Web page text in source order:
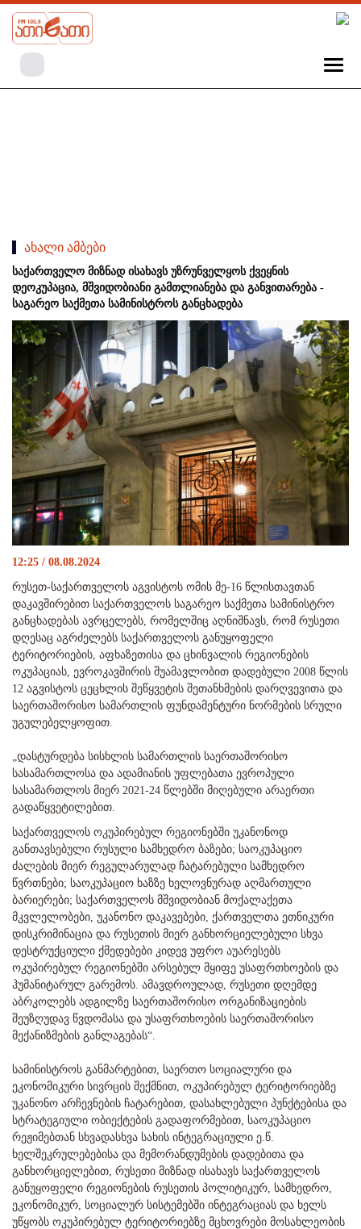
ახალი ამბები
საქართველო მიზნად ისახავს უზრუნველყოს ქვეყნის
დეოკუპაცია, მშვიდობიანი გამთლიანება და განვითარება -
საგარეო საქმეთა სამინისტროს განცხადება
12:25 / 08.08.2024
რუსეთ-საქართველოს აგვისტოს ომის მე-16 წლისთავთან
დაკავშირებით საქართველოს საგარეო საქმეთა სამინისტრო
განცხადებას ავრცელებს, რომელშიც აღნიშნავს, რომ რუსეთი
დღესაც აგრძელებს საქართველოს განუყოფელი
ტერიტორიების, აფხაზეთისა და ცხინვალის რეგიონების
ოკუპაციას, ევროკავშირის შუამავლობით დადებული 2008 წლის
12 აგვისტოს ცეცხლის შეწყვეტის შეთანხმების დარღვევითა და
საერთაშორისო სამართლის ფუნდამენტური ნორმების სრული
უგულებელყოფით.
„დასტურდება სისხლის სამართლის საერთაშორისო
სასამართლოსა და ადამიანის უფლებათა ევროპული
სასამართლოს მიერ 2021-24 წლებში მიღებული არაერთი
გადაწყვეტილებით.
საქართველოს ოკუპირებულ რეგიონებში უკანონოდ
განთავსებული რუსული სამხედრო ბაზები; საოკუპაციო
ძალების მიერ რეგულარულად ჩატარებული სამხედრო
წვრთნები; საოკუპაციო ხაზზე ხელოვნურად აღმართული
ბარიერები; საქართველოს მშვიდობიან მოქალაქეთა
მკვლელობები, უკანონო დაკავებები, ქართველთა ეთნიკური
დისკრიმინაცია და რუსეთის მიერ განხორციელებული სხვა
დესტრუქციული ქმედებები კიდევ უფრო აუარესებს
ოკუპირებულ რეგიონებში არსებულ მყიფე უსაფრთხოების და
ჰუმანიტარულ გარემოს. ამავდროულად, რუსეთი დღემდე
აბრკოლებს ადგილზე საერთაშორისო ორგანიზაციების
შეუზღუდავ წვდომასა და უსაფრთხოების საერთაშორისო
მექანიზმების განლაგებას“.
სამინისტროს განმარტებით, საერთო სოციალური და
ეკონომიკური სივრცის შექმნით, ოკუპირებულ ტერიტორიებზე
უკანონო არჩევნების ჩატარებით, დასახლებული პუნქტებისა და
სტრატეგიული ობიექტების გადაფორმებით, საოკუპაციო
რეჟიმებთან სხვადასხვა სახის ინტეგრაციული ე.წ.
ხელშეკრულებებისა და მემორანდუმების დადებითა და
განხორციელებით, რუსეთი მიზნად ისახავს საქართველოს
განუყოფელი რეგიონების რუსეთის პოლიტიკურ, სამხედრო,
ეკონომიკურ, სოციალურ სისტემებში ინტეგრაციას და ხელს
უწყობს ოკუპირებულ ტერიტორიებზე მცხოვრები მოსახლეობის